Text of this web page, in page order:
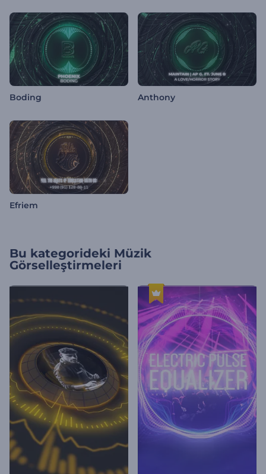
Boding Anthony
Efriem
Bu kategorideki Müzik
Görselleştirmeleri